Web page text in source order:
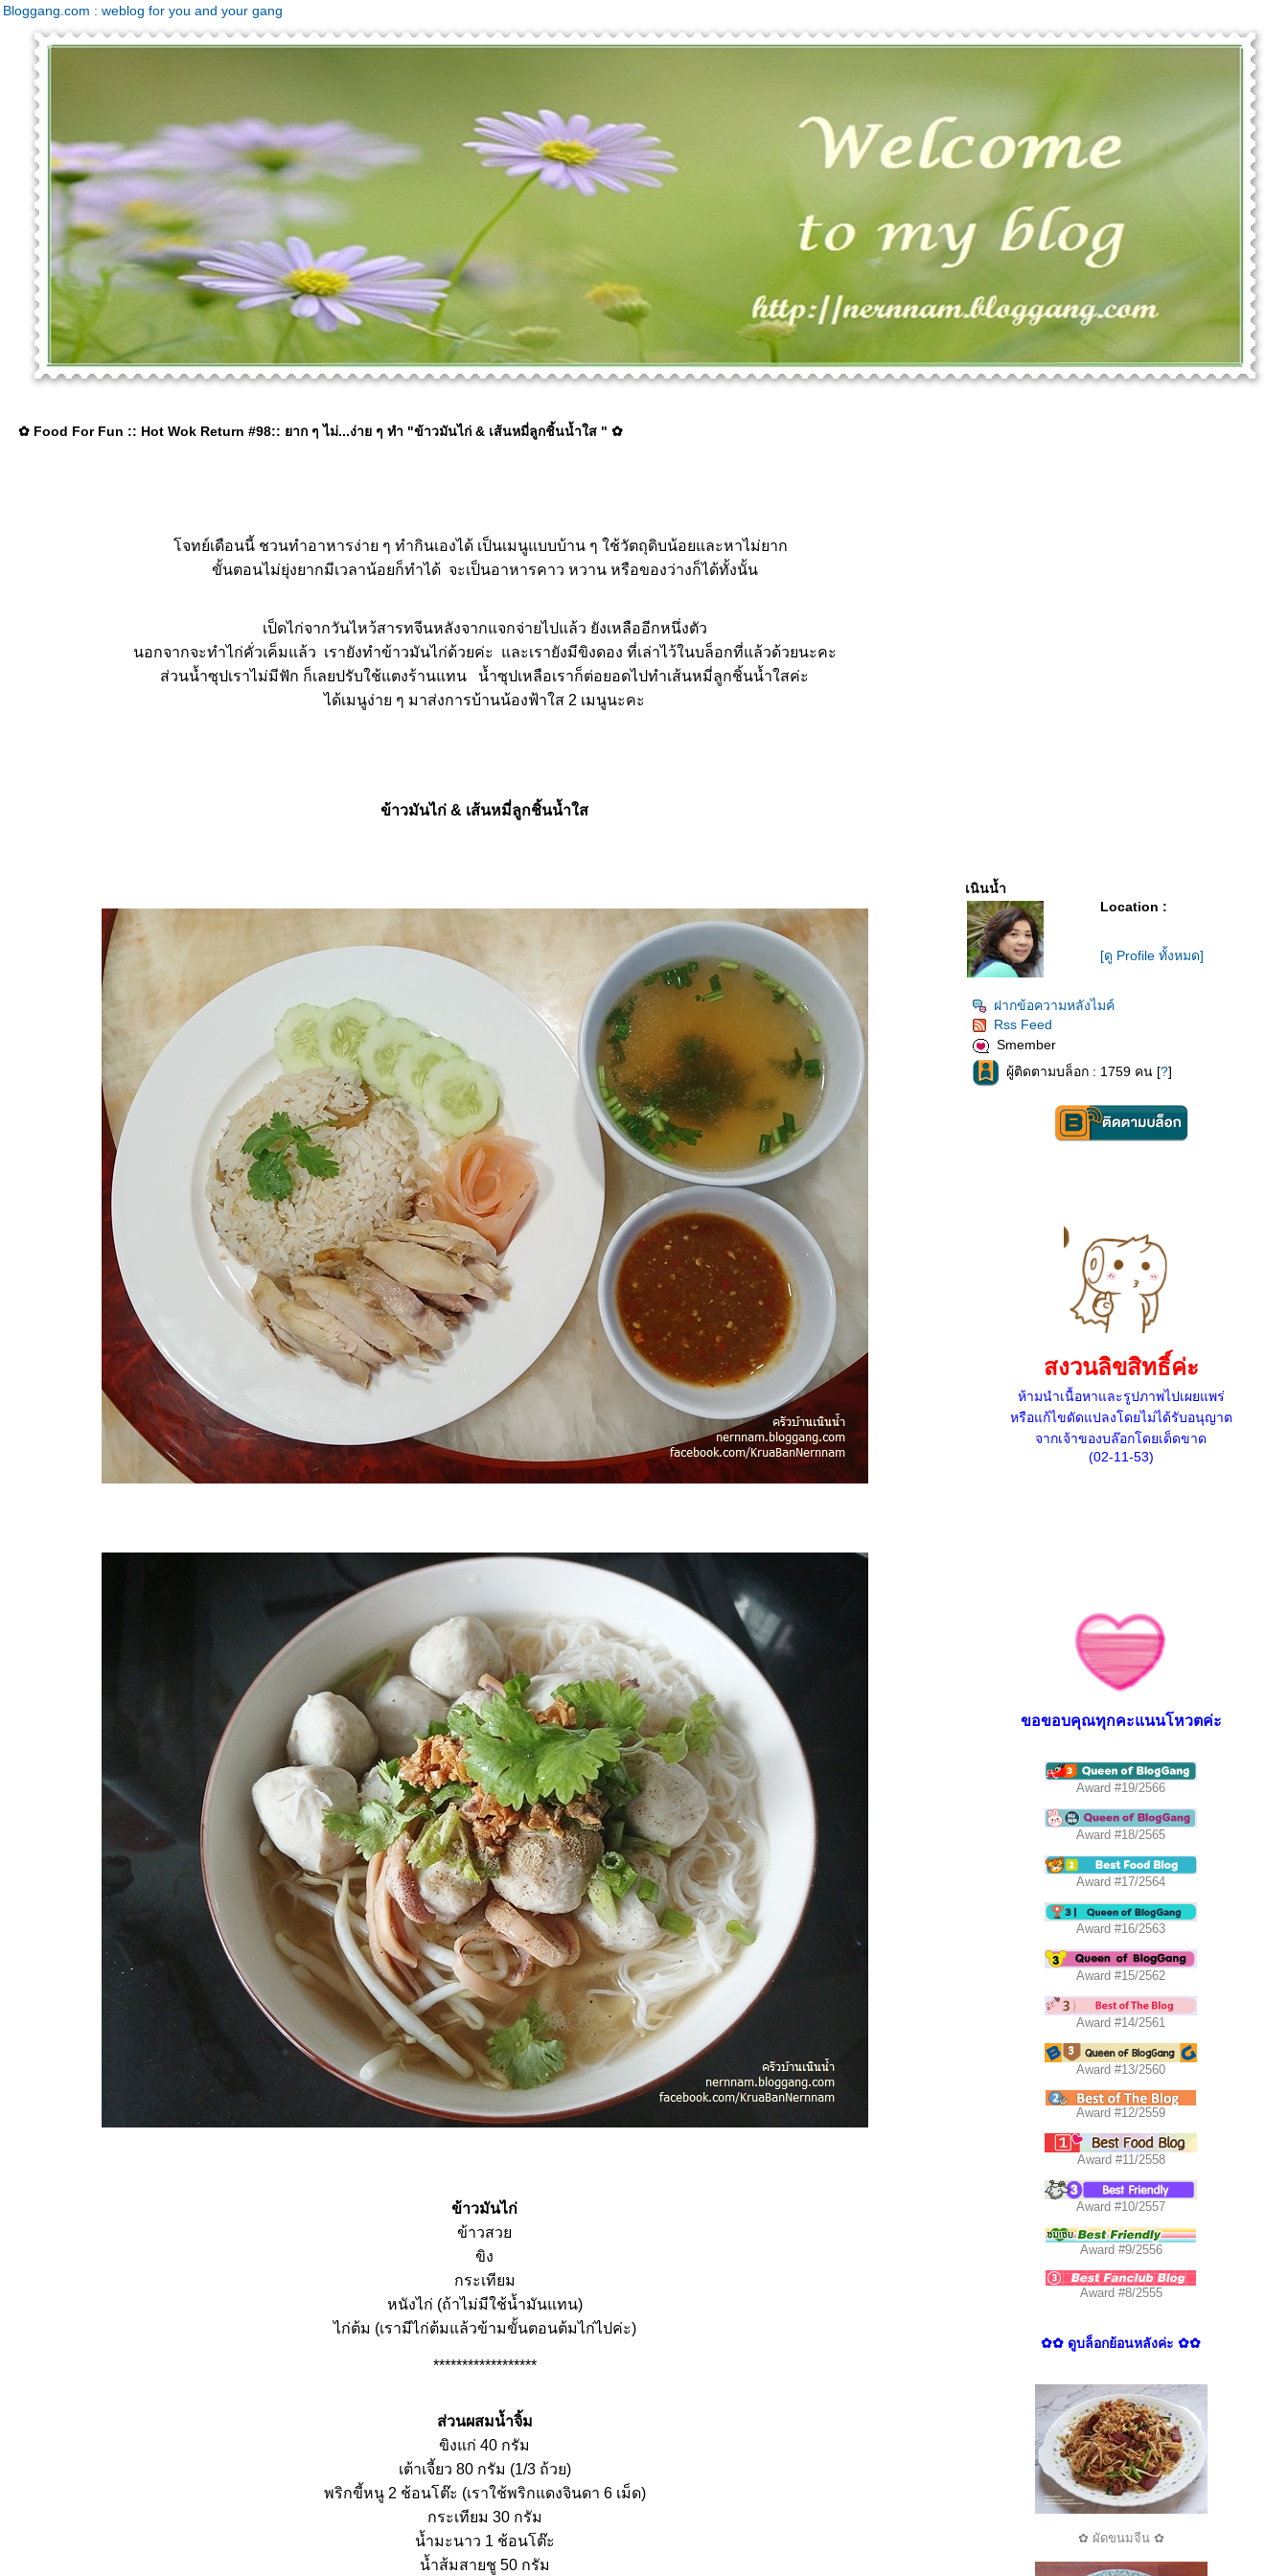
Bloggang.com : weblog for you and your gang
✿ Food For Fun :: Hot Wok Return #98:: ยาก ๆ ไม่...ง่าย ๆ ทำ "ข้าวมันไก่ & เส้นหมี่ลูกชิ้นน้ำใส " ✿
จทย์เดือนนี้ ชวนทำอาหารง่าย ๆ ทำกินเองได้ เป็นเมนูแบบบ้าน ๆ ใช้วัตถุดิบน้อยและหาไม่ยาก
ขั้นตอนไม่ยุ่งยากมีเวลาน้อยก็ทำได้ จะเป็นอาหารคาว หวาน หรือของว่างก็ได้ทั้งนั้น
เป็ดไก่จากวันไหว้สารทจีนหลังจากแจกจ่ายไปแล้ว ยังเหลืออีกหนึ่งตัว
นอกจากจะทำไก่คั่วเค็มแล้ว เรายังทำข้าวมันไก่ด้วยค่ะ และเรายังมีขิงดอง ที่เล่าไว้ในบล็อกที่แล้วด้วยนะคะ
ส่วนน้ำซุปเราไม่มีฟัก ก็เลยปรับใช้แตงร้านแทน น้ำซุปเหลือเราก็ต่อยอดไปทำเส้นหมี่ลูกชิ้นน้ำใสค่ะ
ได้เมนูง่าย ๆ มาส่งการบ้านน้องฟ้าใส 2 เมนูนะคะ
ข้าวมันไก่ & เส้นหมี่ลูกชิ้นน้ำใส
ข้าวมันไก่
ข้าวสว
ขิง
กระเทียม
หนังไก่ (ถ้าไม่มีใช้น้ำมันแทน)
ไก่ต้ม (เรามีไก่ต้มแล้วข้ามขั้นตอนต้มไก่ไปค่ะ)
******************
ส่วนผสมน้ำจิ้ม
ขิงแก่ 40 กรัม
เต้าเจี้ยว 80 กรัม (1/3 ถ้วย)
พริกขี้หนู 2 ช้อนโต๊ะ (เราใช้พริกแดงจินดา 6 เม็ด)
กระเทียม 30 กรัม
น้ำมะนาว 1 ช้อนโต๊ะ
น้ำส้มสายชู 50 กรัม
เนินน้ำ
Location :
[ดู Profile ทั้งหมด]
ฝากข้อความหลังไมค์
Rss Feed
Smember
ผู้ติดตามบล็อก : 1759 คน [?]
สงวนลิขสิทธิ์ค่ะ
ห้ามนำเนื้อหาและรูปภาพไปเผยแพร่
หรือแก้ไขดัดแปลงโดยไม่ได้รับอนุญาต
จากเจ้าของบล๊อกโดยเด็ดขาด
(02-11-53)
ขอขอบคุณทุกคะแนนโหวตค่ะ
Award #19/2566
Award #18/2565
Award #17/2564
Award #16/2563
Award #15/2562
Award #14/2561
Award #13/2560
Award #12/2559
Award #11/2558
Award #10/2557
Award #9/2556
Award #8/2555
✿✿ ดูบล็อกย้อนหลังค่ะ ✿✿
✿ ผัดขนมจีน ✿